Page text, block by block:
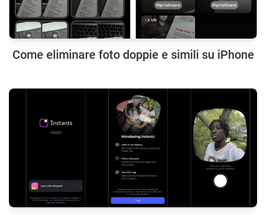
Come eliminare foto doppie e simili su iPhone